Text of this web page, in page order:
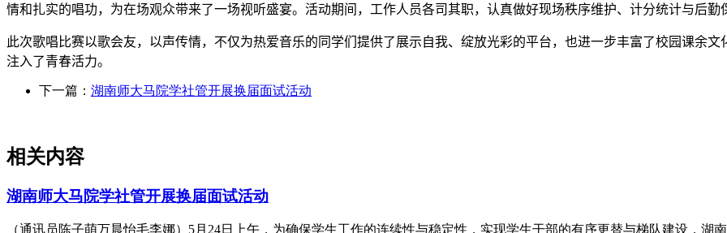
情和扎实的唱功，为在场观众带来了一场视听盛宴。活动期间，工作人员各司其职，认真做好现场秩序维护、计分统计与后
此次歌唱比赛以歌会友，以声传情，不仅为热爱音乐的同学们提供了展示自我、绽放光彩的平台，也进一步丰富了校园课余
注入了青春活力。
下一篇： 湖南师大马院学社管开展换届面试活动
相关内容
湖南师大马院学社管开展换届面试活动
（通讯员陈子萌万晨怡毛李娜）5月24日上午，为确保学生工作的连续性与稳定性，实现学生干部的有序更替与梯队建设，湖